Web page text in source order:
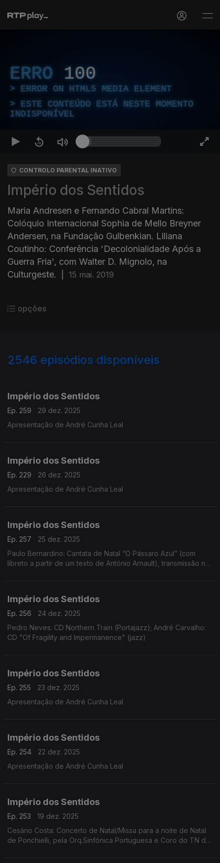
ERRO 100
ERROR ON HTML5 MEDIA ELEMENT
ESTE CONTEÚDO ESTÁ NESTE MOMENTO
INDISPONÍVEL
CONTROLO PARENTAL INATIVO
Império dos Sentidos
Maria Andresen e Fernando Cabral Martins:
Colóquio Internacional Sophia de Mello Breyner
Andersen, na Fundação Gulbenkian. Liliana
Coutinho: Conferência 'Decolonialidade Após a
Guerra Fria', com Walter D. Mignolo, na
Culturgeste.
15 mai. 2019
opções
2546 episódios disponíveis
Império dos Sentidos
Ep. 259
29 dez. 2025
Apresentação de André Cunha Leal
Império dos Sentidos
Ep. 229
26 dez. 2025
Apresentação de André Cunha Leal
Império dos Sentidos
Ep. 257
25 dez. 2025
Paulo Bernardino: Cantata de Natal “O Pássaro Azul” (com
libreto a partir de um texto de António Arnault), transmissão na
Império dos Sentidos
Ep. 256
24 dez. 2025
Pedro Neves: CD Northern Train (Portajazz); André Carvalho:
CD "Of Fragility and Impermanence" (jazz)
Império dos Sentidos
Ep. 255
23 dez. 2025
Apresentação de André Cunha Leal
Império dos Sentidos
Ep. 254
22 dez. 2025
Apresentação de André Cunha Leal
Império dos Sentidos
Ep. 253
19 dez. 2025
Cesário Costa: Concerto de Natal/Missa para a noite de Natal
de Ponchielli, pela Orq.Sinfónica Portuguesa e Coro do TN de